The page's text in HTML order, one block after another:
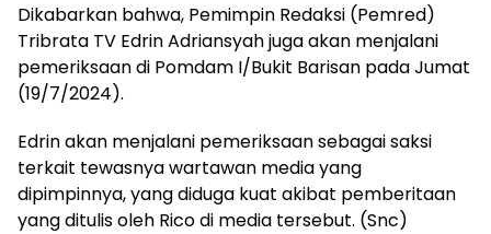
Dikabarkan bahwa, Pemimpin Redaksi (Pemred)
Tribrata TV Edrin Adriansyah juga akan menjalani
pemeriksaan di Pomdam I/Bukit Barisan pada Jumat
(19/7/2024).
Edrin akan menjalani pemeriksaan sebagai saksi
terkait tewasnya wartawan media yang
dipimpinnya, yang diduga kuat akibat pemberitaan
yang ditulis oleh Rico di media tersebut. (Snc)